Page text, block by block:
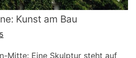
Kunst am Bau
Mitte: Eine Skulptur steht auf